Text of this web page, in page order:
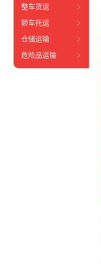
整车货运
轿车托运
仓储运输
危险品运输